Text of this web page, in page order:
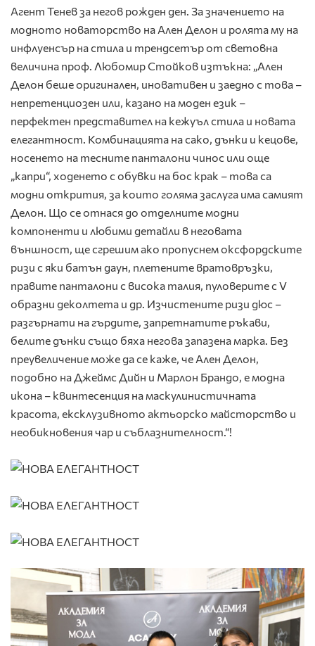
Агент Тенев за негов рожден ден. За значението на
модното новаторство на Ален Делон и ролята му на
инфлуенсър на стила и трендсетър от световна
величина проф. Любомир Стойков изтъкна: „Ален
Делон беше оригинален, иновативен и заедно с това –
непретенциозен или, казано на моден език –
перфектен представител на кежуъл стила и новата
елегантност. Комбинацията на сако, дънки и кецове,
носенето на тесните панталони чинос или още
„капри“, ходенето с обувки на бос крак – това са
модни открития, за които голяма заслуга има самият
Делон. Що се отнася до отделните модни
компоненти и любими детайли в неговата
външност, ще сгрешим ако пропуснем оксфордските
ризи с яки батън даун, плетените вратовръзки,
правите панталони с висока талия, пуловерите с V
образни деколтета и др. Изчистените ризи дюс –
разгърнати на гърдите, запретнатите ръкави,
белите дънки също бяха негова запазена марка. Без
преувеличение може да се каже, че Ален Делон,
подобно на Джеймс Дийн и Марлон Брандо, е модна
икона – квинтесенция на маскулинистичната
красота, ексклузивното актьорско майсторство и
необикновения чар и съблазнителност.“!